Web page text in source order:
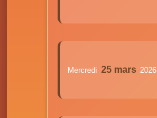
Mercredi 25 mars 2026